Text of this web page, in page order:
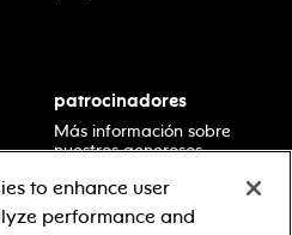
patrocinadores
Más información sobre
nuestros generosos
to enhance user
performance and